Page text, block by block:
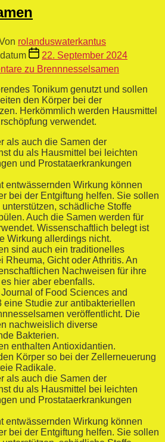
rolanduswaterkantus
22. September 2024
zu Brennnesselsamen
Tonikum genutzt und sollen
den Körper bei der
Herkömmlich werden Hausmittel
verwendet.
als auch die Samen der
du als Hausmittel bei leichten
und Prostataerkrankungen
entwässernden Wirkung können
bei der Entgiftung helfen. Sie sollen
schädliche Stoffe
Auch die Samen werden für
Wissenschaftlich belegt ist
Wirkung allerdings nicht.
sind auch ein traditionelles
Rheuma, Gicht oder Athritis. An
Nachweisen für ihre
hier aber ebenfalls.
of Food Sciences and
eine Studie zur antibakteriellen
veröffentlicht. Die
nachweislich diverse
Bakterien.
enthalten Antioxidantien.
Körper so bei der Zellerneuerung
Radikale.
als auch die Samen der
du als Hausmittel bei leichten
und Prostataerkrankungen
entwässernden Wirkung können
bei der Entgiftung helfen. Sie sollen